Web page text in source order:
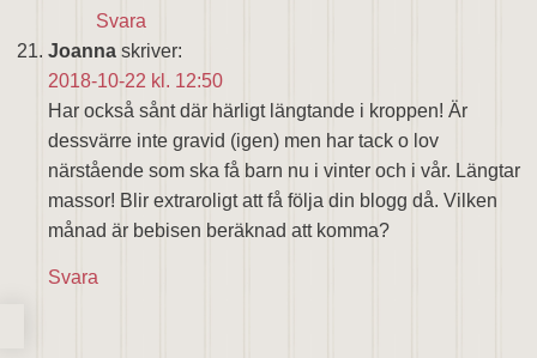
Svara
Joanna skriver:
2018-10-22 kl. 12:50
Har också sånt där härligt längtande i kroppen! Är
dessvärre inte gravid (igen) men har tack o lov
närstående som ska få barn nu i vinter och i vår. Längtar
massor! Blir extraroligt att få följa din blogg då. Vilken
månad är bebisen beräknad att komma?
Svara